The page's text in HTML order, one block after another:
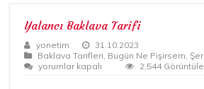
Yalancı Baklava Tarifi
yonetim
31.10.2023
Baklava Tarifleri, Bugün Ne Pişirsem,
Yalancı
yorumlar kapalı 2,544